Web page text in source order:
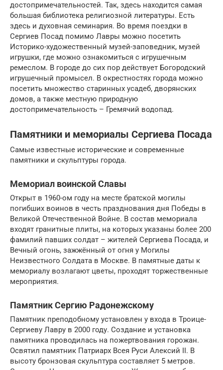
достопримечательностей. Так, здесь находится самая
большая библиотека религиозной литературы. Есть
здесь и духовная семинария. Во время поездки в
Сергиев Посад помимо Лавры можно посетить
Историко-художественный музей-заповедник, музей
игрушки, где можно ознакомиться с игрушечным
ремеслом. В городе до сих пор действует Богородский
игрушечный промысел. В окрестностях города можно
посетить множество старинных усадеб, дворянских
домов, а также местную природную
достопримечательность – Гремячий водопад.
Памятники и мемориалы Сергиева Посада
Самые известные исторические и современные
памятники и скульптуры города.
Мемориал воинской Славы
Открыт в 1960-ом году на месте братской могилы
погибших воинов в честь празднования дня Победы в
Великой Отечественной Войне. В состав мемориала
входят гранитные плиты, на которых указаны более 200
фамилий павших солдат – жителей Сергиева Посада, и
Вечный огонь, зажжённый от огня у Могилы
Неизвестного Солдата в Москве. В памятные даты к
мемориалу возлагают цветы, проходят торжественные
мероприятия.
Памятник Сергию Радонежскому
Памятник преподобному установлен у входа в Троице-
Сергиеву Лавру в 2000 году. Создание и установка
памятника проводилась на пожертвования горожан.
Освятил памятник Патриарх Всея Руси Алексий II. В
высоту бронзовая скульптура составляет 5 метров.